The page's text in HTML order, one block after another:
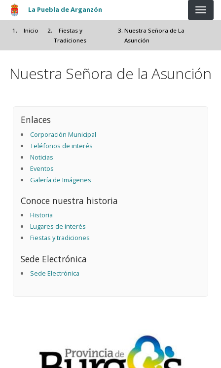
Pasar al contenido principal
La Puebla de Arganzón
Inicio
Fiestas y
Tradiciones
Nuestra Señora de La
Asunción
Nuestra Señora de la Asunción
Enlaces
Corporación Municipal
Teléfonos de interés
Noticias
Eventos
Galería de Imágenes
Conoce nuestra historia
Historia
Lugares de interés
Fiestas y tradiciones
Sede Electrónica
Sede Electrónica